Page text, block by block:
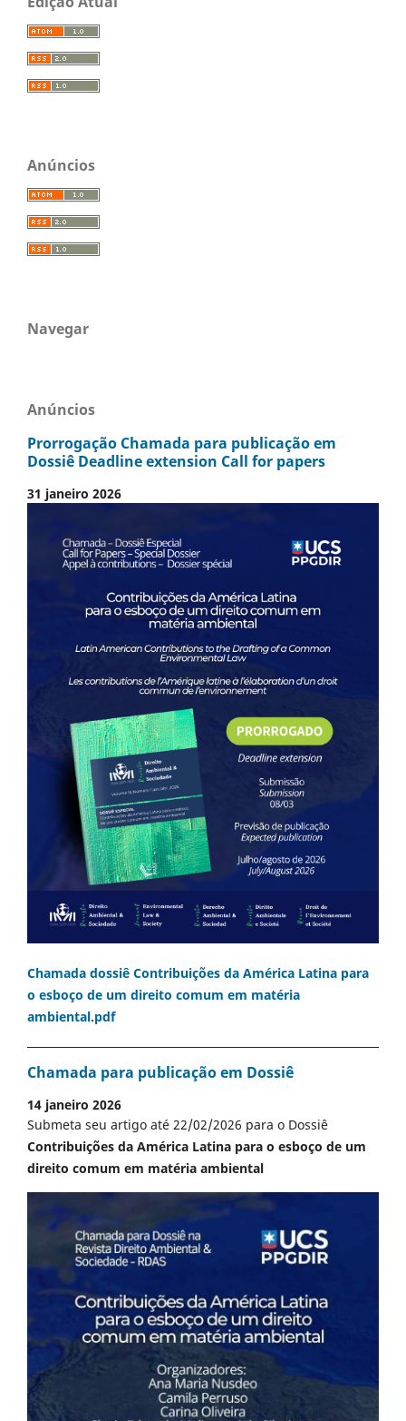
Anúncios
Navegar
Anúncios
Prorrogação Chamada para publicação em
Dossiê Deadline extension Call for papers
31 janeiro 2026
Chamada dossiê Contribuições da América Latina para
o esboço de um direito comum em matéria
ambiental.pdf
Chamada para publicação em Dossiê
14 janeiro 2026
Submeta seu artigo até 22/02/2026 para o Dossiê
Contribuições da América Latina para o esboço de um
direito comum em matéria ambiental